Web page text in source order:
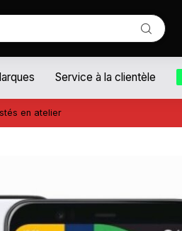
Service à la clientèle
en atelier